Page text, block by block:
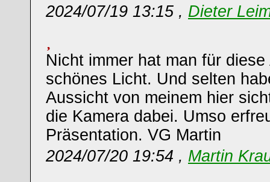
2024/07/19 13:15 , Dieter
Nicht immer hat man für
schönes Licht. Und selten
Aussicht von meinem hier
die Kamera dabei. Umso
Präsentation. VG Martin
2024/07/20 19:54 , Martin